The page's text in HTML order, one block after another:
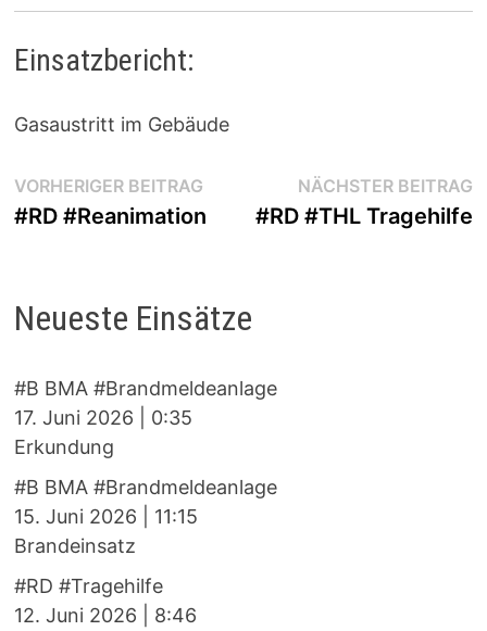
Einsatzbericht:
Gasaustritt im Gebäude
Beitragsnavigation
VORHERIGER BEITRAGVorheriger
Beitrag:
#RD #Reanimation
NÄCHSTER BEITRAG
#RD #THL Tragehilfe
Neueste Einsätze
#B BMA #Brandmeldeanlage
17. Juni 2026
0:35
Erkundung
#B BMA #Brandmeldeanlage
15. Juni 2026
11:15
Brandeinsatz
#RD #Tragehilfe
12. Juni 2026
8:46